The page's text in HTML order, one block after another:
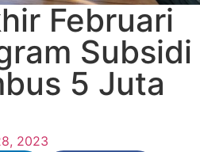
Februari
Subsidi
5 Juta
2023